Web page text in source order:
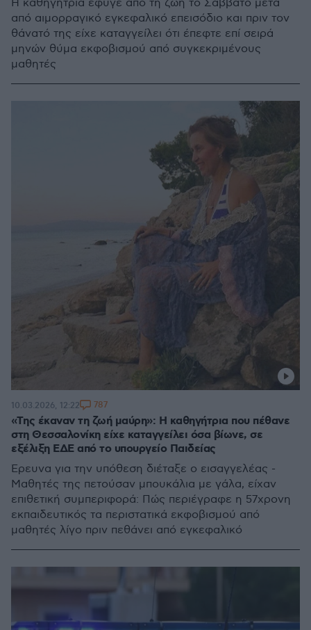
Η καθηγήτρια έφυγε από τη ζωή το Σάββατο μετά
από αιμορραγικό εγκεφαλικό επεισόδιο και πριν τον
θάνατό της είχε καταγγείλει ότι έπεφτε επί σειρά
μηνών θύμα εκφοβισμού από συγκεκριμένους
μαθητές
«Tης έκαναν τη ζωή μαύρη»: Η καθηγήτρια που πέθανε
στη Θεσσαλονίκη είχε καταγγείλει όσα βίωνε, σε
εξέλιξη ΕΔΕ από το υπουργείο Παιδείας
Έρευνα για την υπόθεση διέταξε ο εισαγγελέας -
Μαθητές της πετούσαν μπουκάλια με γάλα, είχαν
επιθετική συμπεριφορά: Πώς περιέγραφε η 57χρονη
εκπαιδευτικός τα περιστατικά εκφοβισμού από
μαθητές λίγο πριν πεθάνει από εγκεφαλικό
10.03.2026, 12:22 787